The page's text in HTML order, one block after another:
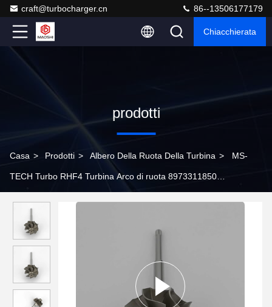
craft@turbocharger.cn 86--13506177179
Chiacchierata
prodotti
Casa > Prodotti > Albero Della Ruota Della Turbina > MS-
TECH Turbo RHF4 Turbina Arco di ruota 8973311850